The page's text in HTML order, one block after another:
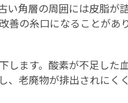
角層の周囲には皮脂
の糸口になることがあり
します。酸素が不足し
老廃物が排出されにく